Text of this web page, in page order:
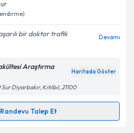
işlenmesine ilişkin
Aydınlatma
kabul ediyorum.
Talebini Gönder
bir doktor trafik
Devamı
Araştırma
Haritada Göster
Diyarbakır, Kıtılbıl, 21100
Randevu Talep Et
Talebi